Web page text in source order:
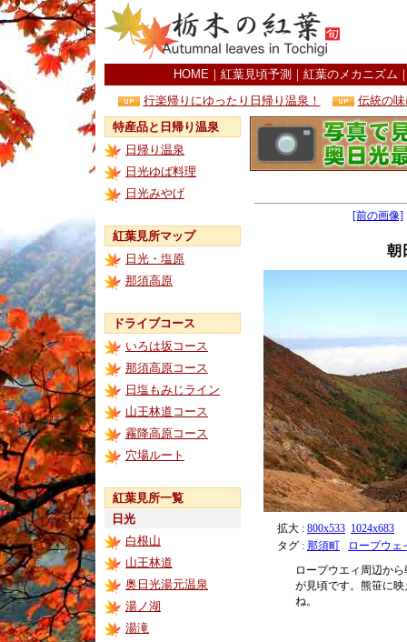
HOME ｜ 紅葉見頃予測 ｜ 紅葉のメカニズム
行楽帰りにゆったり日帰り温泉！
伝統の
特産品と日帰り温泉
日帰り温泉
日光ゆば料理
日光みやげ
紅葉見所マップ
日光・塩原
那須高原
ドライブコース
いろは坂コース
那須高原コース
日塩もみじライン
山王林道コース
霧降高原コース
穴場ルート
紅葉見所一覧
日光
白根山
山王林道
奥日光湯元温泉
湯ノ湖
湯滝
[前の画像]
朝
拡大 : 800x533 1024x683
タグ : 那須町
ロープウェ
ロープウエィ周辺か
が見頃です。熊笹に
ね。